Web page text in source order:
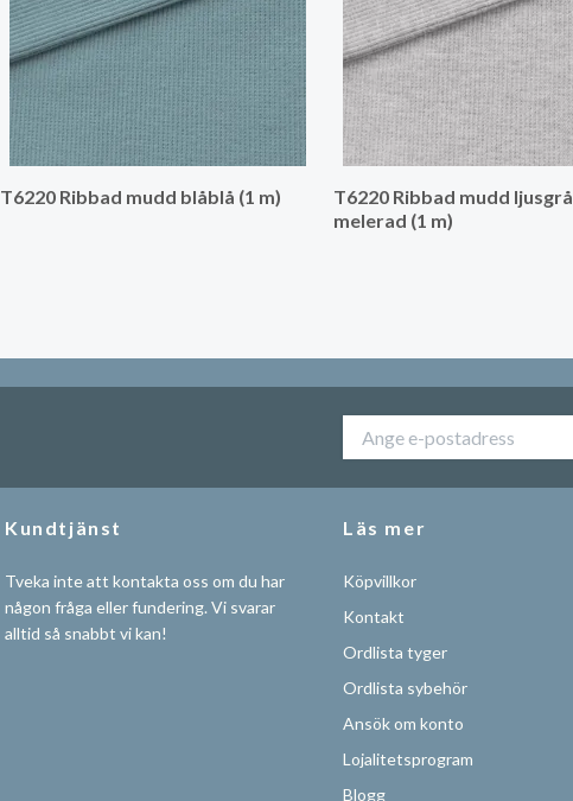
T6220 Ribbad mudd blåblå (1 m)
T6220 Ribbad mudd ljusgrå
melerad (1 m)
Kundtjänst
Tveka inte att kontakta oss om du har
någon fråga eller fundering. Vi svarar
alltid så snabbt vi kan!
Läs mer
Köpvillkor
Kontakt
Ordlista tyger
Ordlista sybehör
Ansök om konto
Lojalitetsprogram
Blogg